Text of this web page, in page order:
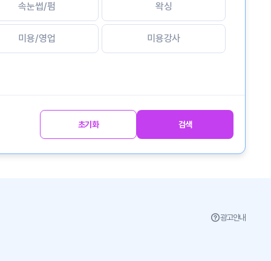
속눈썹/펌 왁싱
미용/영업 미용강사
초기화 검색
광고안내